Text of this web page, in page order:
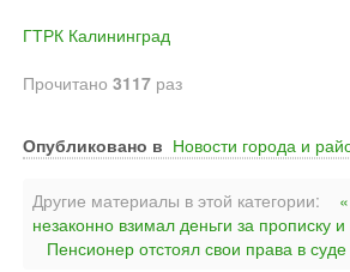
ГТРК Калининград
Прочитано 3117 раз
Опубликовано в Новости города и
Другие материалы в этой категории:
незаконно взимал деньги за прописку
Пенсионер отстоял свои права в суде